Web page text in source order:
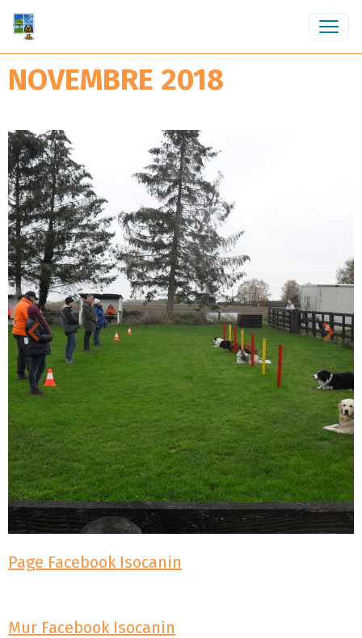
NOVEMBRE 2018
Page Facebook Isocanin
Mur Facebook Isocanin